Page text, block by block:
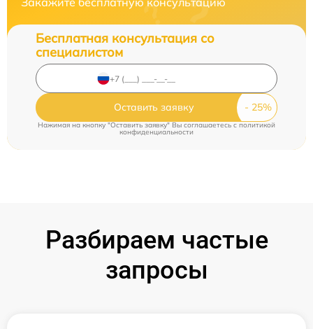
Бесплатная консультация со
специалистом
Оставить заявку
Нажимая на кнопку "Оставить заявку" Вы соглашаетесь cполитикой
конфиденциальности
Разбираем частые
запросы